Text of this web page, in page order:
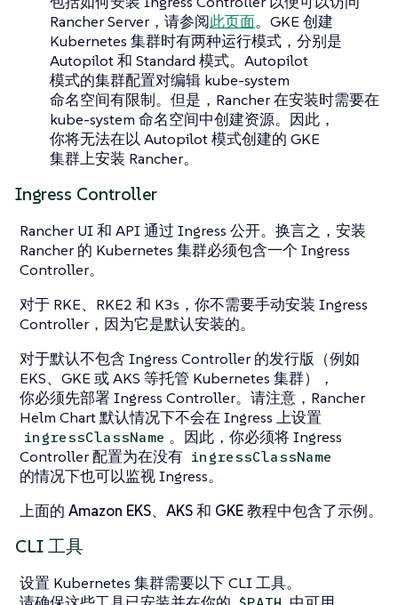
Rancher Server，请参阅此页面。GKE 创建
Kubernetes 集群时有两种运行模式，分别是
Autopilot 和 Standard 模式。Autopilot
模式的集群配置对编辑 kube-system
命名空间有限制。但是，Rancher 在安装时需要在
kube-system 命名空间中创建资源。因此，
你将无法在以 Autopilot 模式创建的 GKE
集群上安装 Rancher。
Ingress Controller
Rancher UI 和 API 通过 Ingress 公开。换言之，安装
Rancher 的 Kubernetes 集群必须包含一个 Ingress
Controller。
对于 RKE、RKE2 和 K3s，你不需要手动安装 Ingress
Controller，因为它是默认安装的。
对于默认不包含 Ingress Controller 的发行版（例如
EKS、GKE 或 AKS 等托管 Kubernetes 集群），
你必须先部署 Ingress Controller。请注意，Rancher
Helm Chart 默认情况下不会在 Ingress 上设置
ingressClassName 。因此，你必须将 Ingress
Controller 配置为在没有 ingressClassName
的情况下也可以监视 Ingress。
上面的 Amazon EKS、 AKS和 GKE教程中包含了示例。
CLI 工具
设置 Kubernetes 集群需要以下 CLI 工具。